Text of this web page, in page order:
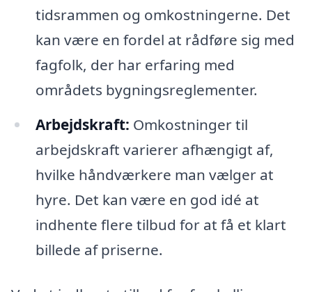
tidsrammen og omkostningerne. Det
kan være en fordel at rådføre sig med
fagfolk, der har erfaring med
områdets bygningsreglementer.
Arbejdskraft: Omkostninger til
arbejdskraft varierer afhængigt af,
hvilke håndværkere man vælger at
hyre. Det kan være en god idé at
indhente flere tilbud for at få et klart
billede af priserne.